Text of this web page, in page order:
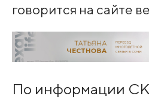
говорится на сайте
По информации